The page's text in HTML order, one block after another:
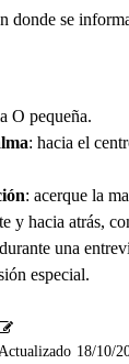
donde se
O pequeña.
: hacia el
: acerque la
y hacia atrás,
una
especial.
18/10/